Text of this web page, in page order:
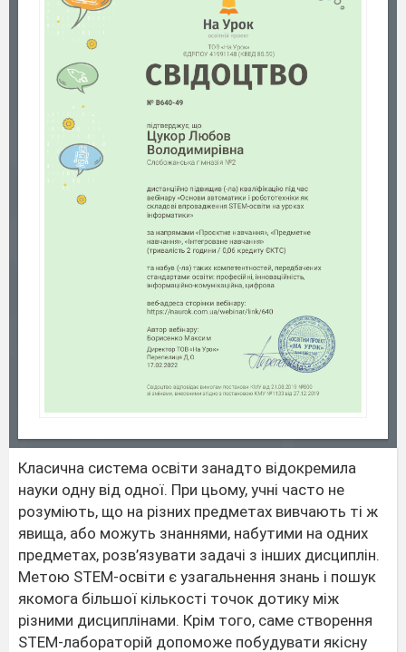
Класична система освіти занадто відокремила
науки одну від одної. При цьому, учні часто не
розуміють, що на різних предметах вивчають ті ж
явища, або можуть знаннями, набутими на одних
предметах, розв’язувати задачі з інших дисциплін.
Метою STEM-освіти є узагальнення знань і пошук
якомога більшої кількості точок дотику між
різними дисциплінами. Крім того, саме створення
STEM-лабораторій допоможе побудувати якісну